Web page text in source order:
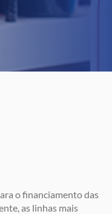
o financiamento das
as linhas mais